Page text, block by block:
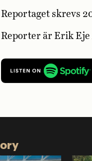
Reportaget skrevs
Reporter är Erik Eje